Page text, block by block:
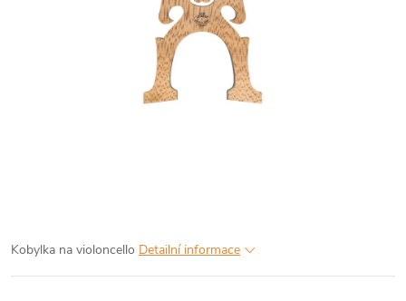
Kobylka na violoncello Detailní informace